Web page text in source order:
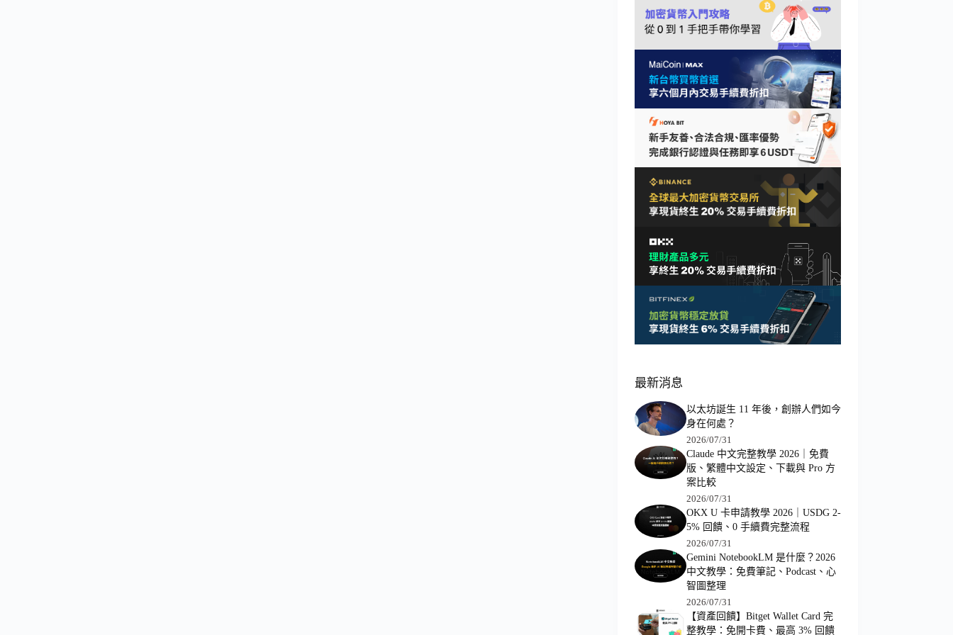
最新消息
以太坊誕生 11 年後，創辦人們如今
身在何處？
2026/07/31
Claude 中文完整教學 2026｜免費
版、繁體中文設定、下載與 Pro 方
案比較
2026/07/31
OKX U 卡申請教學 2026｜USDG 2-
5% 回饋、0 手續費完整流程
2026/07/31
Gemini NotebookLM 是什麼？2026
中文教學：免費筆記、Podcast、心
智圖整理
2026/07/31
【資產回饋】Bitget Wallet Card 完
整教學：免開卡費、最高 3% 回饋